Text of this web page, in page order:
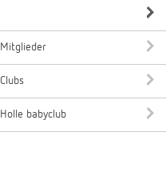
Mitglieder
Clubs
Holle babyclub